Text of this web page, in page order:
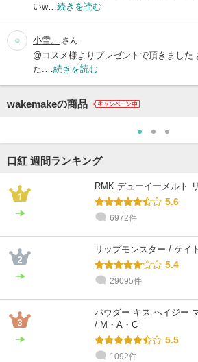
いw… 続きを読む
小雪。 さん
@コスメ様よりプレゼントで頂きました
た.… 続きを読む
wakemakeの商品
口紅 週間ランキング
RMK デューイーメルト
5.6
6972件
リップモンスター / ケイト
5.4
29095件
パウダー キス ヘイジー
/ M・A・C
5.5
1092件